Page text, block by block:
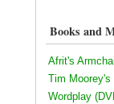
Books and
Afrit's
Tim Moorey's
Wordplay